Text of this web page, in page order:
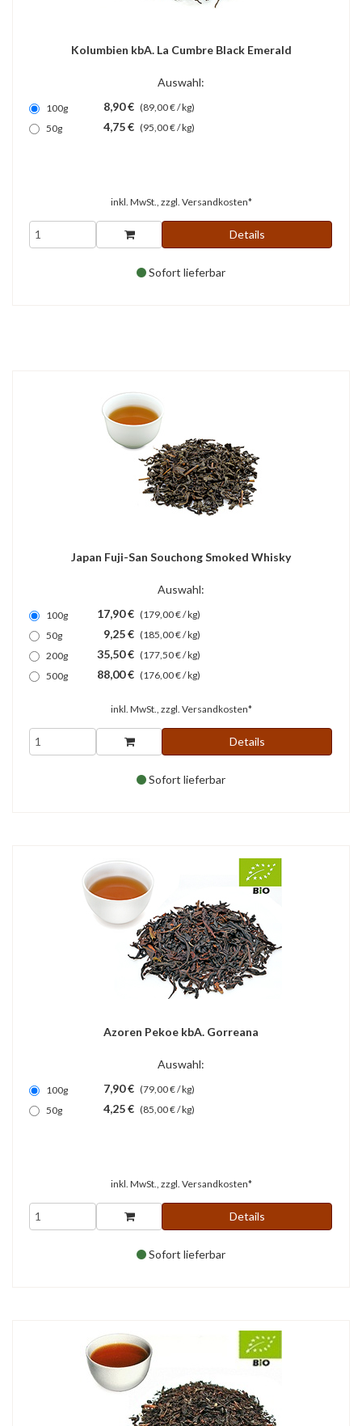
Kolumbien kbA. La Cumbre Black Emerald
Auswahl:
100g 8,90 € (89,00 € / kg)
50g
4,75 € (95,00 € / kg)
inkl. MwSt., zzgl. Versandkosten*
Details
Sofort lieferbar
Japan Fuji-San Souchong Smoked Whisky
Auswahl:
100g 17,90 € (179,00 € / kg)
50g
9,25 € (185,00 € / kg)
200g
35,50 € (177,50 € / kg)
500g
88,00 € (176,00 € / kg)
inkl. MwSt., zzgl. Versandkosten*
Details
Sofort lieferbar
Azoren Pekoe kbA. Gorreana
Auswahl:
100g 7,90 € (79,00 € / kg)
50g
4,25 € (85,00 € / kg)
inkl. MwSt., zzgl. Versandkosten*
Details
Sofort lieferbar